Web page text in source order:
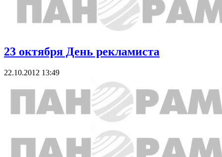
23 октября День рекламиста
22.10.2012 13:49